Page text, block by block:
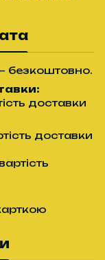
безкоштовно.
доставки
доставки